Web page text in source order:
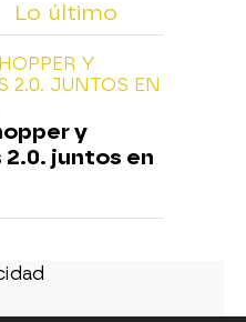
Lo último
Y
2.0. JUNTOS EN
y
juntos en